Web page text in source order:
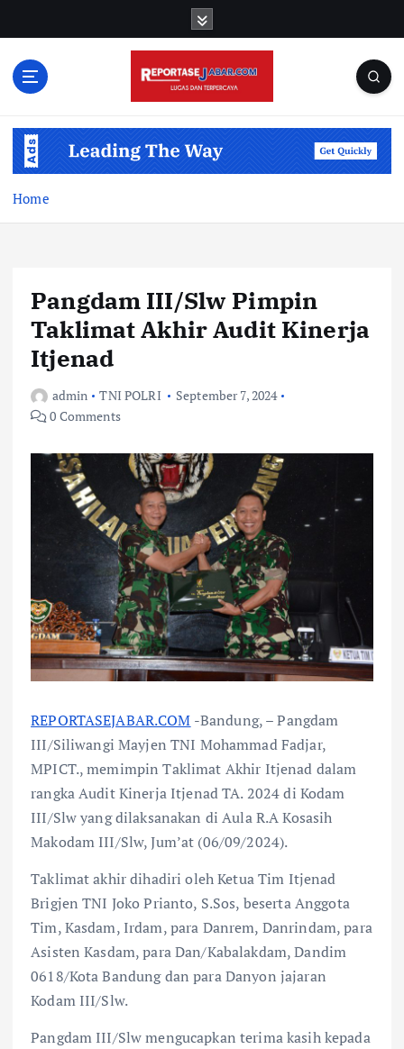
Home
Pangdam III/Slw Pimpin
Taklimat Akhir Audit Kinerja
Itjenad
admin TNI POLRI
September 7, 2024
0 Comments
REPORTASEJABAR.COM -Bandung, – Pangdam
III/Siliwangi Mayjen TNI Mohammad Fadjar,
MPICT., memimpin Taklimat Akhir Itjenad dalam
rangka Audit Kinerja Itjenad TA. 2024 di Kodam
III/Slw yang dilaksanakan di Aula R.A Kosasih
Makodam III/Slw, Jum’at (06/09/2024).
Taklimat akhir dihadiri oleh Ketua Tim Itjenad
Brigjen TNI Joko Prianto, S.Sos, beserta Anggota
Tim, Kasdam, Irdam, para Danrem, Danrindam, para
Asisten Kasdam, para Dan/Kabalakdam, Dandim
0618/Kota Bandung dan para Danyon jajaran
Kodam III/Slw.
Pangdam III/Slw mengucapkan terima kasih kepada